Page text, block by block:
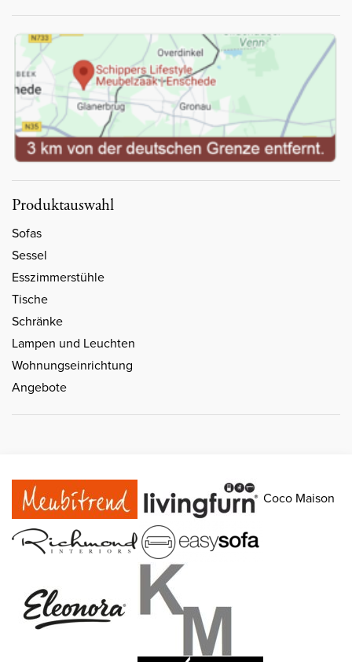
Produktauswahl
Sofas
Sessel
Esszimmerstühle
Tische
Schränke
Lampen und Leuchten
Wohnungseinrichtung
Angebote
Coco Maison